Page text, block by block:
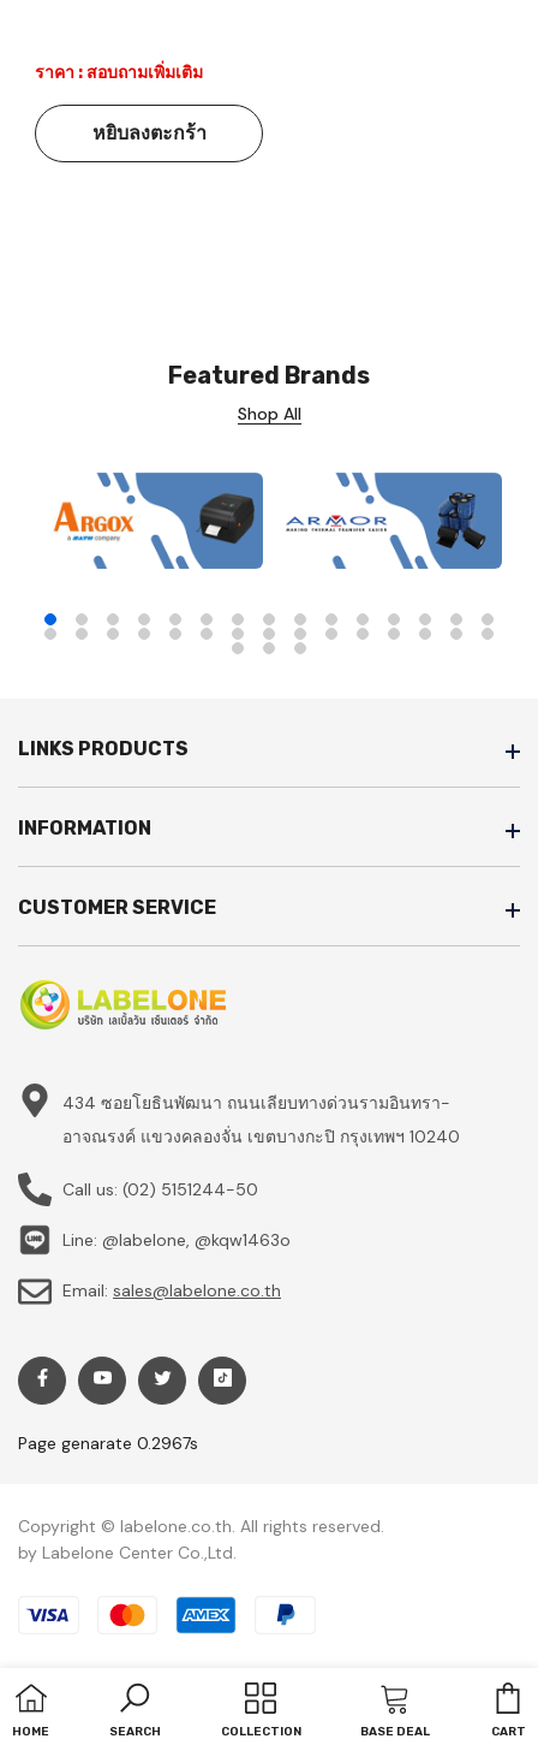
ราคา : สอบถามเพิ่มเติม
หยิบลงตะกร้า
Featured Brands
Shop All
LINKS PRODUCTS
INFORMATION
CUSTOMER SERVICE
434 ซอยโยธินพัฒนา ถนนเลียบทางด่วนรามอินทรา-
อาจณรงค์ แขวงคลองจั่น เขตบางกะปิ กรุงเทพฯ 10240
Call us: (02) 5151244-50
Line: @labelone, @kqw1463o
Email: sales@labelone.co.th
Page genarate 0.2967s
Copyright © labelone.co.th. All rights reserved.
by Labelone Center Co.,Ltd.
HOME SEARCH COLLECTION BASE DEAL CART